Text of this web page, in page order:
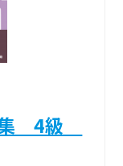
集 4級